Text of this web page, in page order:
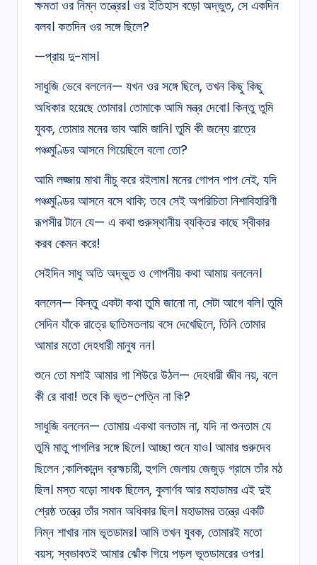
ক্ষমতা ওর নিম্ন তন্ত্রের। ওর ইতিহাস বড়ো অদ্ভুত, সে একদিন
বলব। কতদিন ওর সঙ্গে ছিলে?
—প্রায় দু-মাস।
সাধুজি ভেবে বললেন— যখন ওর সঙ্গে ছিলে, তখন কিছু কিছু
অধিকার হয়েছে তোমার। তোমাকে আমি মন্ত্র দেবো। কিন্তু তুমি
যুবক, তোমার মনের ভাব আমি জানি। তুমি কী জন্যে রাত্রে
পঞ্চমুণ্ডির আসনে গিয়েছিলে বলো তো?
আমি লজ্জায় মাথা নীচু করে রইলাম। মনের গোপন পাপ নেই, যদি
পঞ্চমুণ্ডির আসনে বসে থাকি; তবে সেই অপরিচিতা নিশাবিহারিণী
রূপসীর টানে যে— এ কথা গুরুস্থানীয় ব্যক্তির কাছে স্বীকার
করব কেমন করে!
সেইদিন সাধু অতি অদ্ভুত ও গোপনীয় কথা আমায় বললেন।
বললেন— কিন্তু একটা কথা তুমি জানো না, সেটা আগে বলি। তুমি
সেদিন যাঁকে রাত্রে ছাতিমতলায় বসে দেখেছিলে, তিনি তোমার
আমার মতো দেহধারী মানুষ নন।
শুনে তো মশাই আমার গা শিউরে উঠল— দেহধারী জীব নয়, বলে
কী রে বাবা! তবে কি ভূত-পেত্নি না কি?
সাধুজি বললেন— তোমায় একথা বলতাম না, যদি না শুনতাম যে
তুমি মাতু পাগলির সঙ্গে ছিলে। আচ্ছা শুনে যাও। আমার গুরুদেব
ছিলেন ;কালিকানন্দ ব্রহ্মচারী, হুগলি জেলায় জেজুড় গ্রামে তাঁর মঠ
ছিল। মস্ত বড়ো সাধক ছিলেন, কুলার্ণব আর মহাডামর এই দুই
শ্রেষ্ঠ তন্ত্রে তাঁর সমান অধিকার ছিল। মহাডামর তন্ত্রে একটি
নিম্ন শাখার নাম ভূতডামর। আমি তখন যুবক, তোমারই মতো
বয়স; স্বভাবতই আমার ঝোঁক গিয়ে পড়ল ভূতডামরের ওপর।